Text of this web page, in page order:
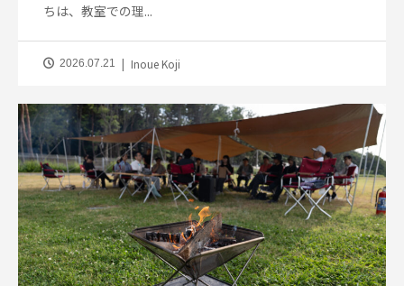
ちは、教室での理...
2026.07.21 Inoue Koji